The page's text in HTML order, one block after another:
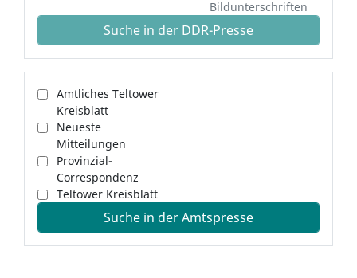
Bildunterschriften
Suche in der DDR-Presse
Amtliches Teltower
Kreisblatt
Neueste
Mitteilungen
Provinzial-
Correspondenz
Teltower Kreisblatt
Suche in der Amtspresse